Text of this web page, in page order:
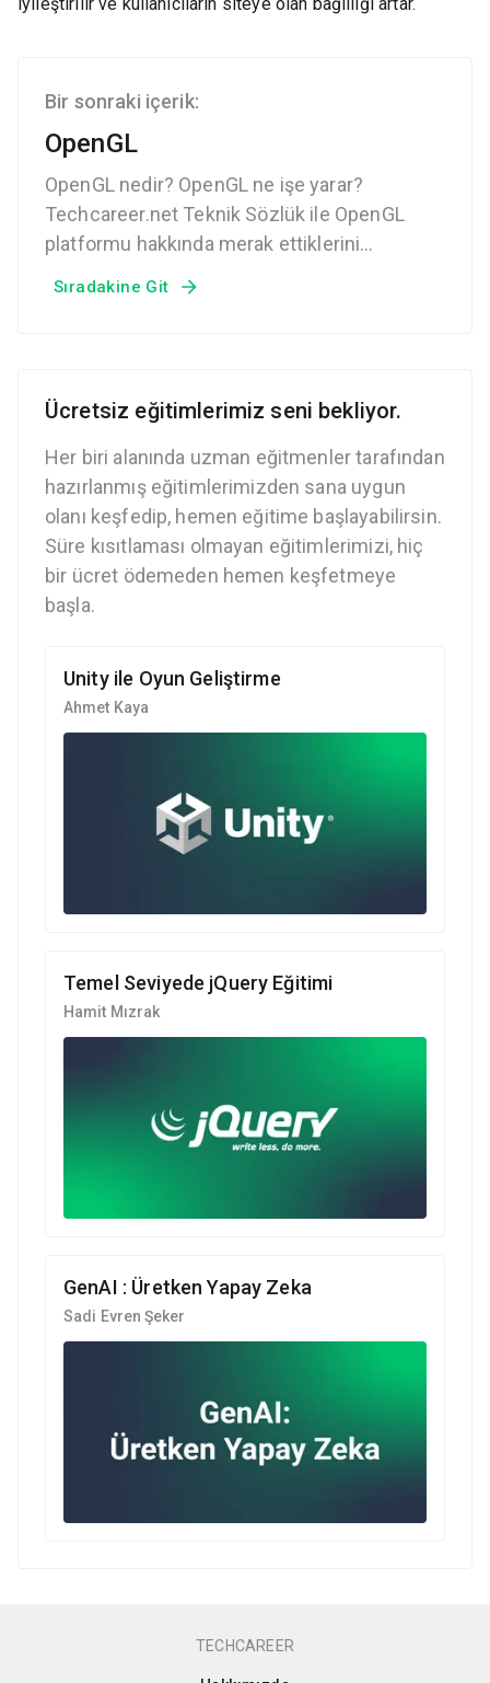
Bir sonraki içerik:
OpenGL
OpenGL nedir? OpenGL ne işe yarar?
Techcareer.net Teknik Sözlük ile OpenGL
platformu hakkında merak ettiklerini
Sıradakine Git
Ücretsiz eğitimlerimiz seni bekliyor.
Her biri alanında uzman eğitmenler tarafından
hazırlanmış eğitimlerimizden sana uygun
olanı keşfedip, hemen eğitime başlayabilirsin.
Süre kısıtlaması olmayan eğitimlerimizi, hiç
bir ücret ödemeden hemen keşfetmeye
başla.
Unity ile Oyun Geliştirme
Ahmet Kaya
Temel Seviyede jQuery Eğitimi
Hamit Mızrak
GenAI : Üretken Yapay Zeka
Sadi Evren Şeker
TECHCAREER